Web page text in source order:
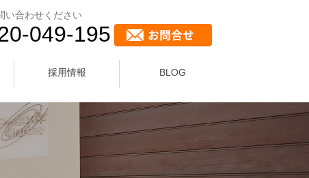
い合わせください
049-195
採用情報 BLOG